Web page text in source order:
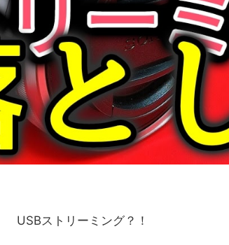
USBストリーミング？！